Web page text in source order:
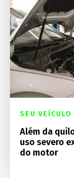
SEU VEÍCULO
Além da
uso severo
do motor